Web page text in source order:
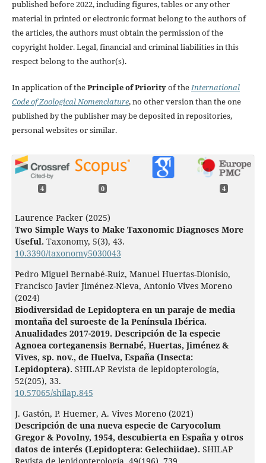
published before 2022, including figures, tables or any other
material in printed or electronic format belong to the authors of
the articles, the authors must obtain the permission of the
copyright holder. Legal, financial and criminal liabilities in this
respect belong to the author(s).
In application of thePrinciple of Priorityof theInternational
Code of Zoological Nomenclature, no other version than the one
published by the publisher may be deposited in repositories,
personal websites or similar.
4 0 4
Laurence Packer (2025)
Two Simple Ways to Make Taxonomic Diagnoses More
Useful. Taxonomy, 5(3), 43.
10.3390/taxonomy5030043
Pedro Miguel Bernabé-Ruiz, Manuel Huertas-Dionisio,
Francisco Javier Jiménez-Nieva, Antonio Vives Moreno
(2024)
Biodiversidad de Lepidoptera en un paraje de media
montaña del suroeste de la Península Ibérica.
Anualidades 2017-2019. Descripción de la especie
Agnoea corteganensis Bernabé, Huertas, Jiménez &
Vives, sp. nov., de Huelva, España (Insecta:
Lepidoptera). SHILAP Revista de lepidopterología,
52(205), 33.
10.57065/shilap.845
J. Gastón, P. Huemer, A. Vives Moreno (2021)
Descripción de una nueva especie de Caryocolum
Gregor & Povolny, 1954, descubierta en España y otros
datos de interés (Lepidoptera: Gelechiidae). SHILAP